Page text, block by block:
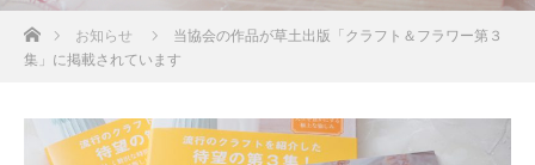
ホームお知らせ
当協会の作品が草土出版「クラフト＆フラワー第３
集」に掲載されています